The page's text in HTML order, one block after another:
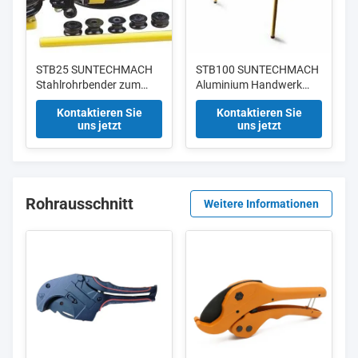
STB25 SUNTECHMACH
Stahlrohrbender zum
Biegen von
Aluminiumrohren kleiner
Größe tragbarer
Handrohrbender 3/8-1"
Kontaktieren Sie
uns jetzt
STB100 SUNTECHMACH
Aluminium Handwerk
Typ Hydraulikrohrbender
1/2 "-4"Kontaktieren Sie
uns jetzt
Rohrausschnitt Weitere Informationen